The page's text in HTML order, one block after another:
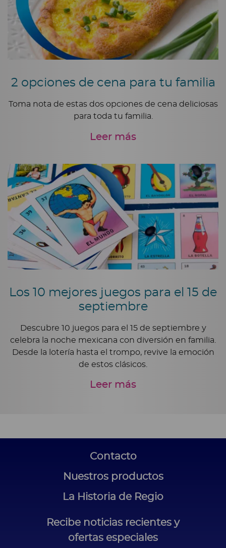
2 opciones de cena para tu familia
Toma nota de estas dos opciones de cena deliciosas
para toda tu familia.
Leer más
Los 10 mejores juegos para el 15 de
septiembre
Descubre 10 juegos para el 15 de septiembre y
celebra la noche mexicana con diversión en familia.
Desde la lotería hasta el trompo, revive la emoción
de estos clásicos.
Leer más
Contacto
Nuestros productos
La Historia de Regio
Recibe noticias recientes y
ofertas especiales